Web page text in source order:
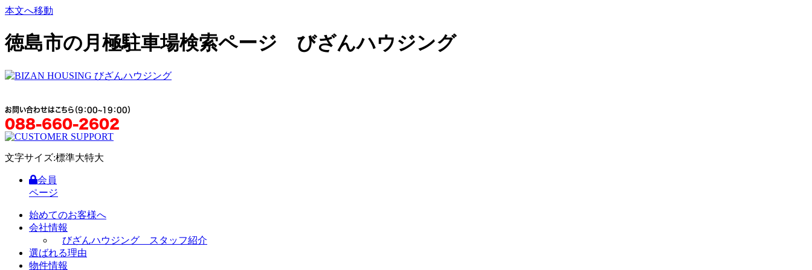
本文へ移動
徳島市の月極駐車場検索ページ びざんハウジング
お問い合わせはこちら（9：00~19：00）
088-660-2602
文字サイズ:標準大特大
会員
ページ
始めてのお客様へ
会社情報
びざんハウジング スタッフ紹介
選ばれる理由
物件情報